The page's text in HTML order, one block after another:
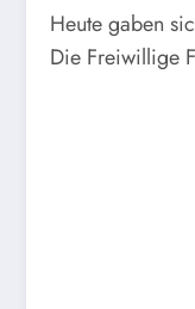
Heute gaben
Die Freiwillige